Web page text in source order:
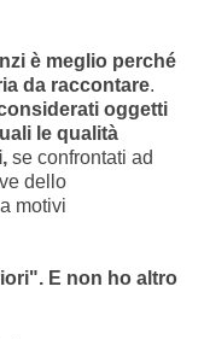
è meglio perché
da raccontare.
oggetti
le qualità
se confrontati ad
dello
motivi
E non ho altro